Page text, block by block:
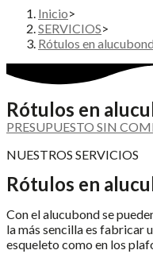
Inicio>
SERVICIOS>
Rótulos en alucubond
Rótulos en
PRESUPUESTO SIN
NUESTROS SERVICIOS
Rótulos en
Con el alucubond se
la más sencilla es fabricar
esqueleto como en los